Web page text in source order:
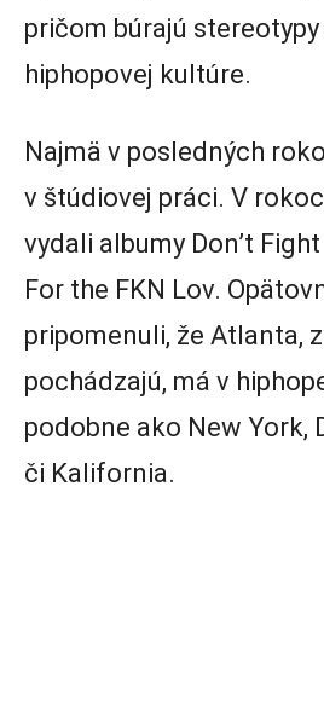
pričom búrajú
hiphopovej kultúre.
Najmä v posledných
v štúdiovej práci. V
vydali albumy Don’t
For the FKN Lov.
pripomenuli, že Atlanta,
pochádzajú, má v
podobne ako New York,
či Kalifornia.